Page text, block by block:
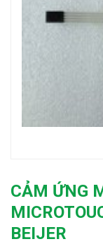
CẢM ỨNG
BEIJER